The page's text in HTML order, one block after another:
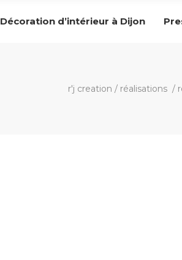
Décoration d’intérieur à Dijon
r'j creation / réalisations /